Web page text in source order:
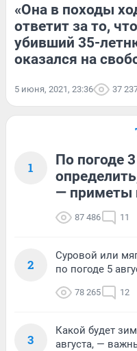
«Она в походы
ответит за то,
убивший 35-
оказался на
5 июня, 2021, 23:36 37
1
По погоде
— приметы
87 486 11
2
Суровой или
по погоде 5
78 265 12
3
Какой будет
августа, —